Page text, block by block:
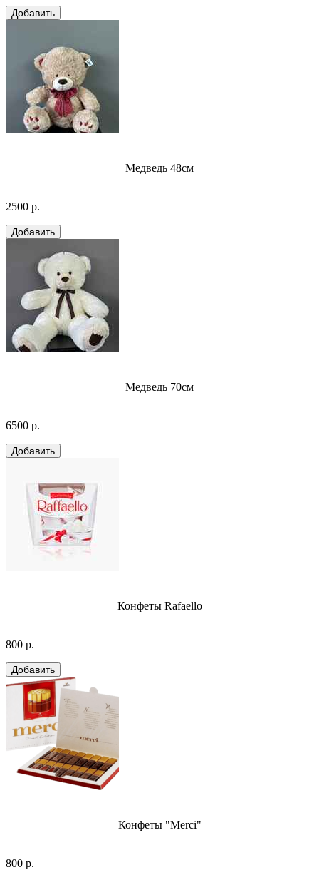
Медведь 48см
2500 р.
Медведь 70см
6500 р.
Конфеты Rafaello
800 р.
Конфеты "Merci"
800 р.